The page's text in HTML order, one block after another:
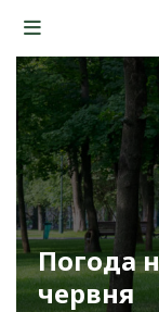
Погода
червня